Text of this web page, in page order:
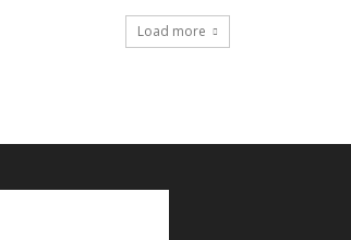
Load more